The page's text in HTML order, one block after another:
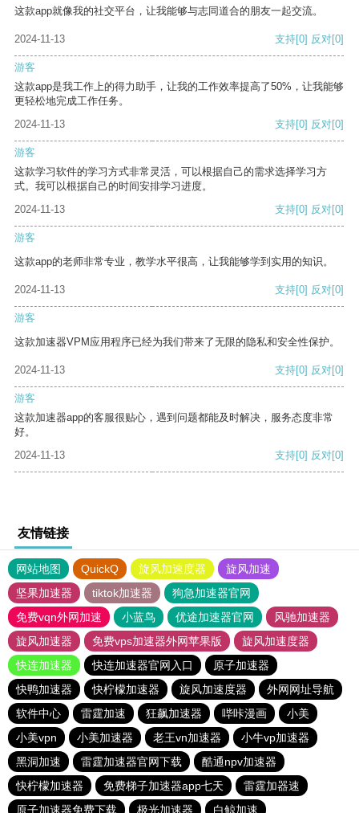
这款app就像我的社交平台，让我能够与志同道合的朋友一起交流。
2024-11-13 支持[0] 反对[0]
游客
这款app是我工作上的得力助手，让我的工作效率提高了50%，让我能够
更轻松地完成工作任务。
2024-11-13
支持[0] 反对[0]
游客
这款学习软件的学习方式非常灵活，可以根据自己的需求选择学习方
式。我可以根据自己的时间安排学习进度。
2024-11-13
支持[0] 反对[0]
游客
这款app的老师非常专业，教学水平很高，让我能够学到实用的知识。
2024-11-13 支持[0] 反对[0]
游客
这款加速器VPM应用程序已经为我们带来了无限的隐私和安全性保护。
2024-11-13 支持[0] 反对[0]
游客
这款加速器app的客服很贴心，遇到问题都能及时解决，服务态度非常
好。
2024-11-13
支持[0] 反对[0]
友情链接
网站地图 QuickQ 旋风加速度器
旋风加速
坚果加速器
tiktok加速器
狗急加速器官网
免费vqn外网加速
小蓝鸟 优途加速器官网
风驰加速器
旋风加速器
免费vps加速器外网苹果版
旋风加速度器
快连加速器
快连加速器官网入口
原子加速器
快鸭加速器
快柠檬加速器 旋风加速度器
外网网址导航
软件中心
雷霆加速 狂飙加速器 哔咔漫画
小美
小美vpn
小美加速器 老王vn加速器
小牛vp加速器
黑洞加速
雷霆加速器官网下载
酷通npv加速器
快柠檬加速器
免费梯子加速器app七天
雷霆加器速
原子加速器免费下载
极光加速器 白鲸加速